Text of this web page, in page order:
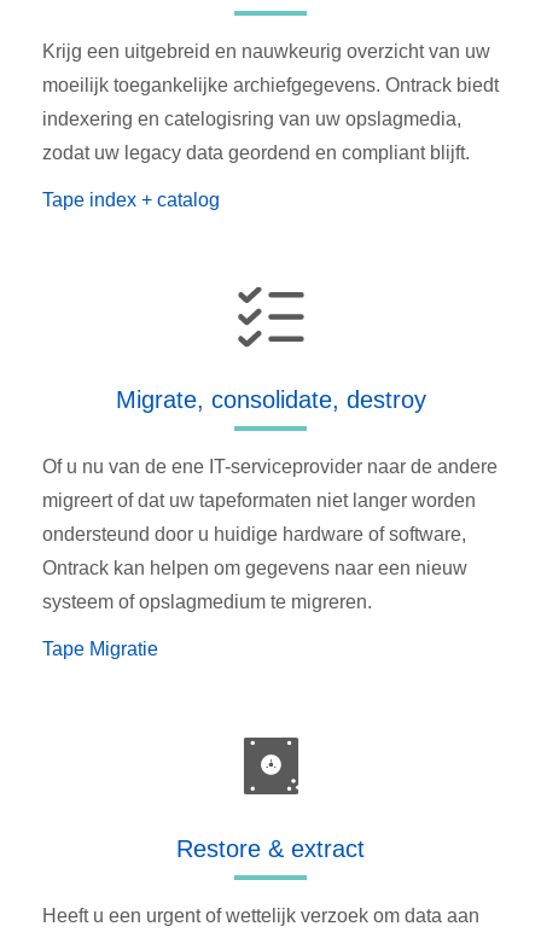
Krijg een uitgebreid en nauwkeurig overzicht van uw
moeilijk toegankelijke archiefgegevens. Ontrack biedt
indexering en catelogisring van uw opslagmedia,
zodat uw legacy data geordend en compliant blijft.
Tape index + catalog
Migrate, consolidate, destroy
Of u nu van de ene IT-serviceprovider naar de andere
migreert of dat uw tapeformaten niet langer worden
ondersteund door u huidige hardware of software,
Ontrack kan helpen om gegevens naar een nieuw
systeem of opslagmedium te migreren.
Tape Migratie
Restore & extract
Heeft u een urgent of wettelijk verzoek om data aan